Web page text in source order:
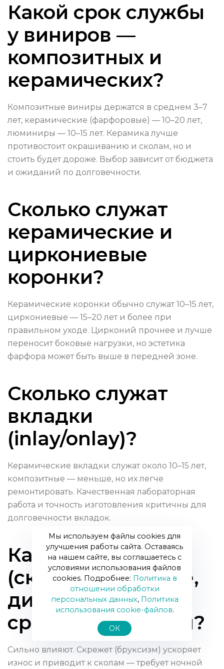
Какой срок службы
у виниров —
композитных и
керамических?
Композитные виниры держатся в среднем 3–7
лет, керамические (фарфоровые) — 10–20 лет,
люминиры — 10–15 лет. Керамика лучше
противостоит окрашиванию и сколам, но и
стоить будет дороже. Выбор зависит от бюджета
и ожиданий по долговечности.
Сколько служат
керамические и
циркониевые
коронки?
Керамические коронки обычно служат 10–15 лет,
циркониевые — 15–20 лет и более при
правильном уходе. Цирконий прочнее и лучше
переносит боковые нагрузки, но эстетика
фарфора может быть выше в передней зоне.
Сколько служат
вкладки
(inlay/onlay)?
Керамические вкладки служат около 10–15 лет,
композитные — меньше, но их легче
ремонтировать. Качественная лабораторная
работа и точность изготовления критичны для
долговечности вкладок.
Как привычки
(скрежет, курение,
диета) влияют на
срок реставрации?
Сильно влияют. Скрежет (бруксизм) ускоряет
износ и приводит к сколам — требует ночной
Мы используем файлы cookies для
улучшения работы сайта. Оставаясь
на нашем сайте, вы соглашаетесь с
условиями использования файлов
cookies. Подробнее: Политика в
отношении обработки
персональных данных, Политика
использования сookie-файлов.
ОК